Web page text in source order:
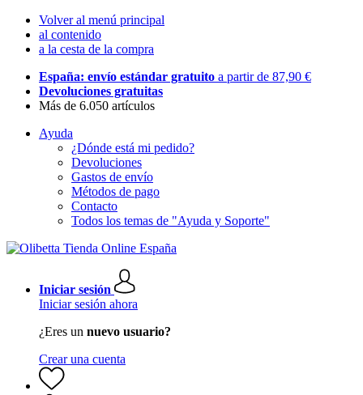
Volver al menú principal
al contenido
a la cesta de la compra
España: envío estándar gratuito a partir de 87,90 €
Devoluciones gratuitas
Más de 6.050 artículos
Ayuda
¿Dónde está mi pedido?
Devoluciones
Gastos de envío
Métodos de pago
Contacto
Todos los temas de "Ayuda y Soporte"
Iniciar sesión
Iniciar sesión ahora
¿Eres un nuevo usuario?
Crear una cuenta